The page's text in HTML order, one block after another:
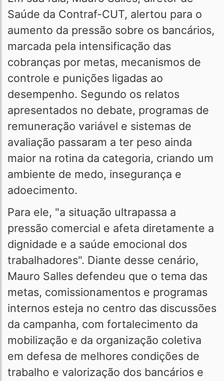
Saúde da Contraf-CUT, alertou para o
aumento da pressão sobre os bancários,
marcada pela intensificação das
cobranças por metas, mecanismos de
controle e punições ligadas ao
desempenho. Segundo os relatos
apresentados no debate, programas de
remuneração variável e sistemas de
avaliação passaram a ter peso ainda
maior na rotina da categoria, criando um
ambiente de medo, insegurança e
adoecimento.
Para ele, "a situação ultrapassa a
pressão comercial e afeta diretamente a
dignidade e a saúde emocional dos
trabalhadores". Diante desse cenário,
Mauro Salles defendeu que o tema das
metas, comissionamentos e programas
internos esteja no centro das discussões
da campanha, com fortalecimento da
mobilização e da organização coletiva
em defesa de melhores condições de
trabalho e valorização dos bancários e